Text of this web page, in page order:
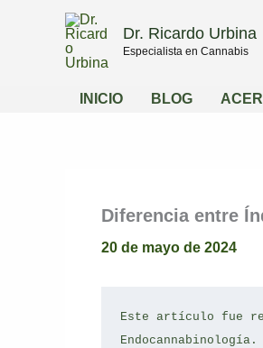
Dr. Ricardo Urbina
Especialista en Cannabis
INICIO BLOG
Diferencia entre
20 de mayo de 2024
Este artículo fue
Endocannabinología.